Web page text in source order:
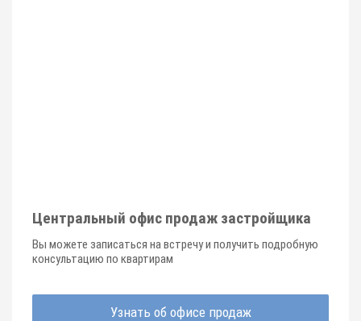
Центральный офис продаж застройщика
Вы можете записаться на встречу и получить подробную
консультацию по квартирам
Узнать об офисе продаж